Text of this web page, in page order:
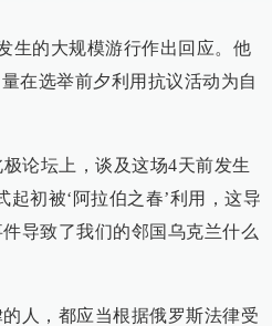
生的大规模游行作出回应。他
在选举前夕利用抗议活动为自
论坛上，谈及这场4天前发生
初被‘阿拉伯之春’利用，这导
导致了我们的邻国乌克兰什么
人，都应当根据俄罗斯法律受